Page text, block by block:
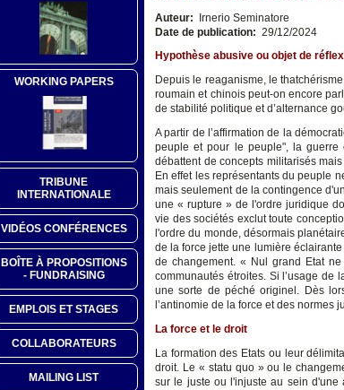
WORKING PAPERS
TRIBUNE
INTERNATIONALE
VIDÉOS CONFÉRENCES
BOÎTE À PROPOSITIONS
- FUNDRAISING
EMPLOIS ET STAGES
COLLABORATEURS
MAILING LIST
Auteur: Irnerio Seminatore
Date de publication: 29/12/2024
Hypothèse abusive ou objet de
Depuis le reaganisme, le
roumain et chinois peut-on encore
de stabilité politique et d’alternance
A partir de l’affirmation de la
peuple et pour le peuple", la guerre
débattent de concepts militarisés
En effet les représentants du peuple
mais seulement de la contingence
une « rupture » de l'ordre juridique
vie des sociétés exclut toute
l'ordre du monde, désormais
de la force jette une lumière
de changement. « Nul grand Etat
communautés étroites. Si l’usage de
une sorte de péché originel. Dès
l’antinomie de la force et des normes
La force et le droit
La formation des Etats ou leur
droit. Le « statu quo » ou le
sur le juste ou l'injuste au sein d'une